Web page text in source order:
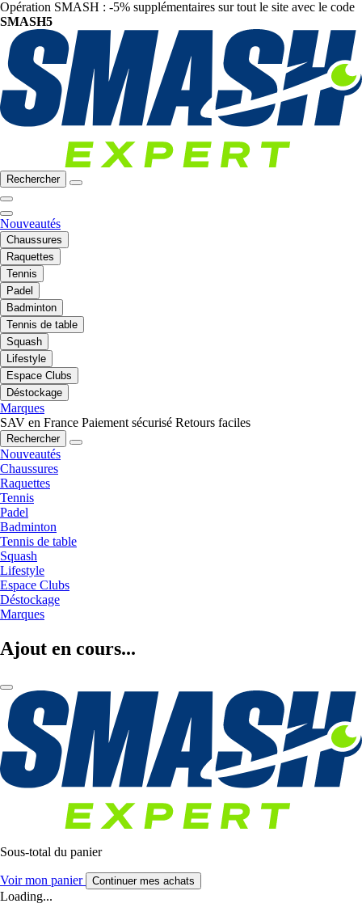
Opération SMASH : -5% supplémentaires sur tout le site avec le code
SMASH5
Rechercher
Nouveautés
Chaussures
Raquettes
Tennis
Padel
Badminton
Tennis de table
Squash
Lifestyle
Espace Clubs
Déstockage
Marques
SAV en France Paiement sécurisé Retours faciles
Rechercher
Nouveautés
Chaussures
Raquettes
Tennis
Padel
Badminton
Tennis de table
Squash
Lifestyle
Espace Clubs
Déstockage
Marques
Ajout en cours...
Sous-total du panier
Voir mon panier Continuer mes achats
Loading...